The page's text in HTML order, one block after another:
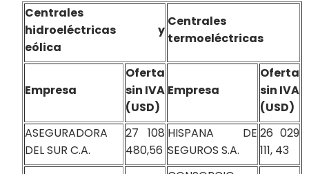
Centrales
hidroeléctricas y
eólica
Centrales
termoeléctricas
Empresa
Oferta
sin IVA
(USD)
Empresa
Oferta
sin IVA
(USD)
ASEGURADORA
DEL SUR C.A.
27 108
480,56
HISPANA DE
SEGUROS S.A.
26 029
111, 43